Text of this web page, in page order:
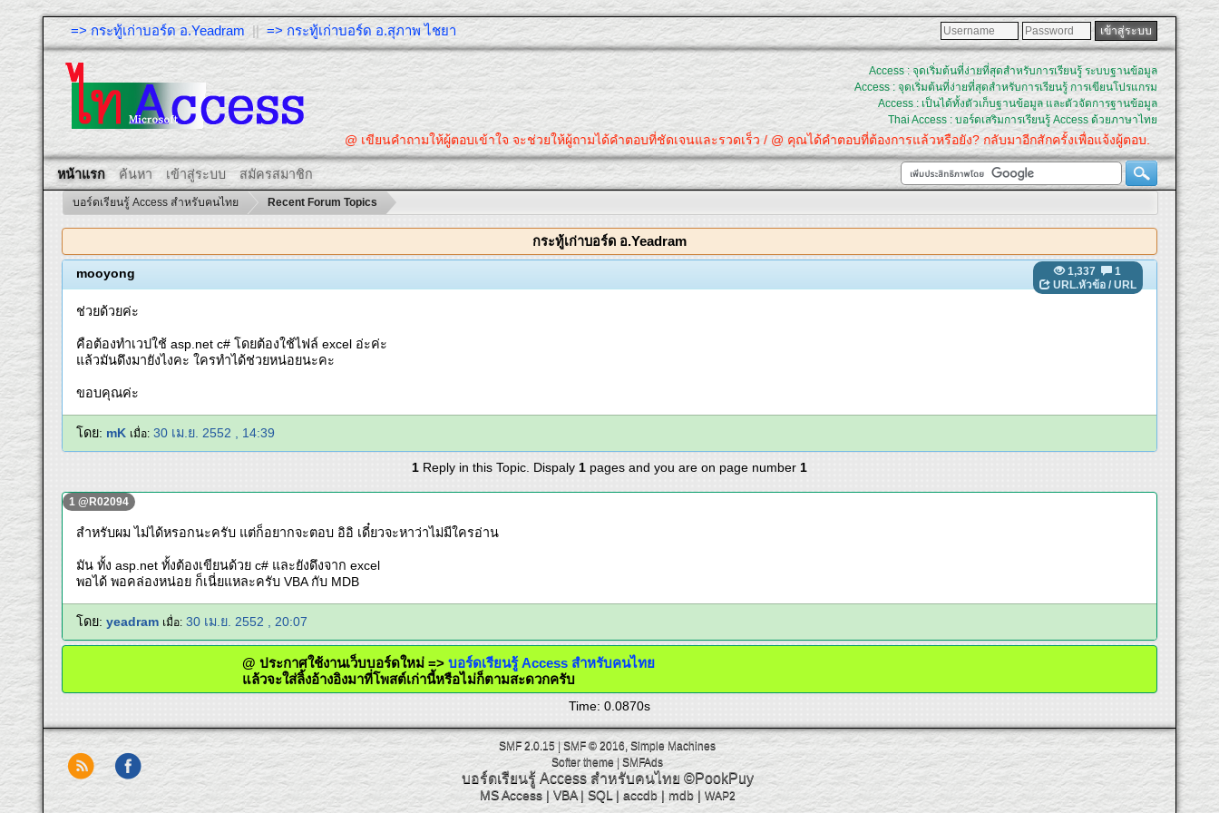
=> กระทู้เก่าบอร์ด อ.Yeadram ||=> กระทู้เก่าบอร์ด อ.สุภาพ ไชยา
Access : จุดเริ่มต้นที่ง่ายที่สุดสำหรับการเรียนรู้ ระบบฐานข้อมูล
Access : จุดเริ่มต้นที่ง่ายที่สุดสำหรับการเรียนรู้ การเขียนโปรแกรม
Access : เป็นได้ทั้งตัวเก็บฐานข้อมูล และตัวจัดการฐานข้อมูล
Thai Access : บอร์ดเสริมการเรียนรู้ Access ด้วยภาษาไทย
@ เขียนคำถามให้ผู้ตอบเข้าใจ จะช่วยให้ผู้ถามได้คำตอบที่ชัดเจนและรวดเร็ว / @ คุณได้คำตอบที่ต้องการแล้วหรือยัง? กลับมาอีกสักครั้งเพื่อแจ้งผู้ตอบ.
หน้าแรก ค้นหา เข้าสู่ระบบ สมัครสมาชิก
บอร์ดเรียนรู้ Access สำหรับคนไทย Recent Forum Topics
กระทู้เก่าบอร์ด อ.Yeadram
1,337
1
URL.หัวข้อ/ URL
mooyong
ช่วยด้วยค่ะ
คือต้องทำเวปใช้ asp.net c# โดยต้องใช้ไฟล์ excel อ่ะค่ะ
แล้วมันดึงมายังไงคะ ใครทำได้ช่วยหน่อยนะคะ
ขอบคุณค่ะ
โดย: mK เมื่อ: 30 เม.ย. 2552 , 14:39
1 Reply in this Topic. Dispaly 1 pages and you are on page number 1
1 @R02094
สำหรับผม ไม่ได้หรอกนะครับ แต่ก็อยากจะตอบ อิอิ เดี๋ยวจะหาว่าไม่มีใครอ่าน
มัน ทั้ง asp.net ทั้งต้องเขียนด้วย c# และยังดึงจาก excel
พอได้ พอคล่องหน่อย ก็เนี่ยแหละครับ VBA กับ MDB
โดย: yeadram เมื่อ: 30 เม.ย. 2552 , 20:07
@ ประกาศใช้งานเว็บบอร์ดใหม่ =>บอร์ดเรียนรู้ Access สำหรับคนไทย
แล้วจะใส่ลิ้งอ้างอิงมาที่โพสต์เก่านี้หรือไม่ก็ตามสะดวกครับ
Time: 0.0870s
SMF 2.0.15|SMF © 2016 Simple Machines
Softer theme | SMFAds
บอร์ดเรียนรู้ Access สำหรับคนไทย ©PookPuy
MS Access| VBA| SQL | accdb| mdb| WAP2